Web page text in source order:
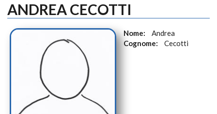
ANDREA CECOTTI
Nome:
Andrea
Cognome:
Cecotti